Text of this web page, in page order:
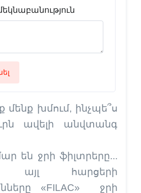
մենք խմում, ինչպե՞ս
ավելի անվտանգ
են ջրի ֆիլտրերը...
հարցերի
«FILAC» ջրի